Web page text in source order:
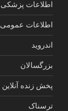
اطلاعات پزشکی
اطلاعات عمومی
اندروید
بزرگسالان
پخش زنده آنلاین
ترسناک